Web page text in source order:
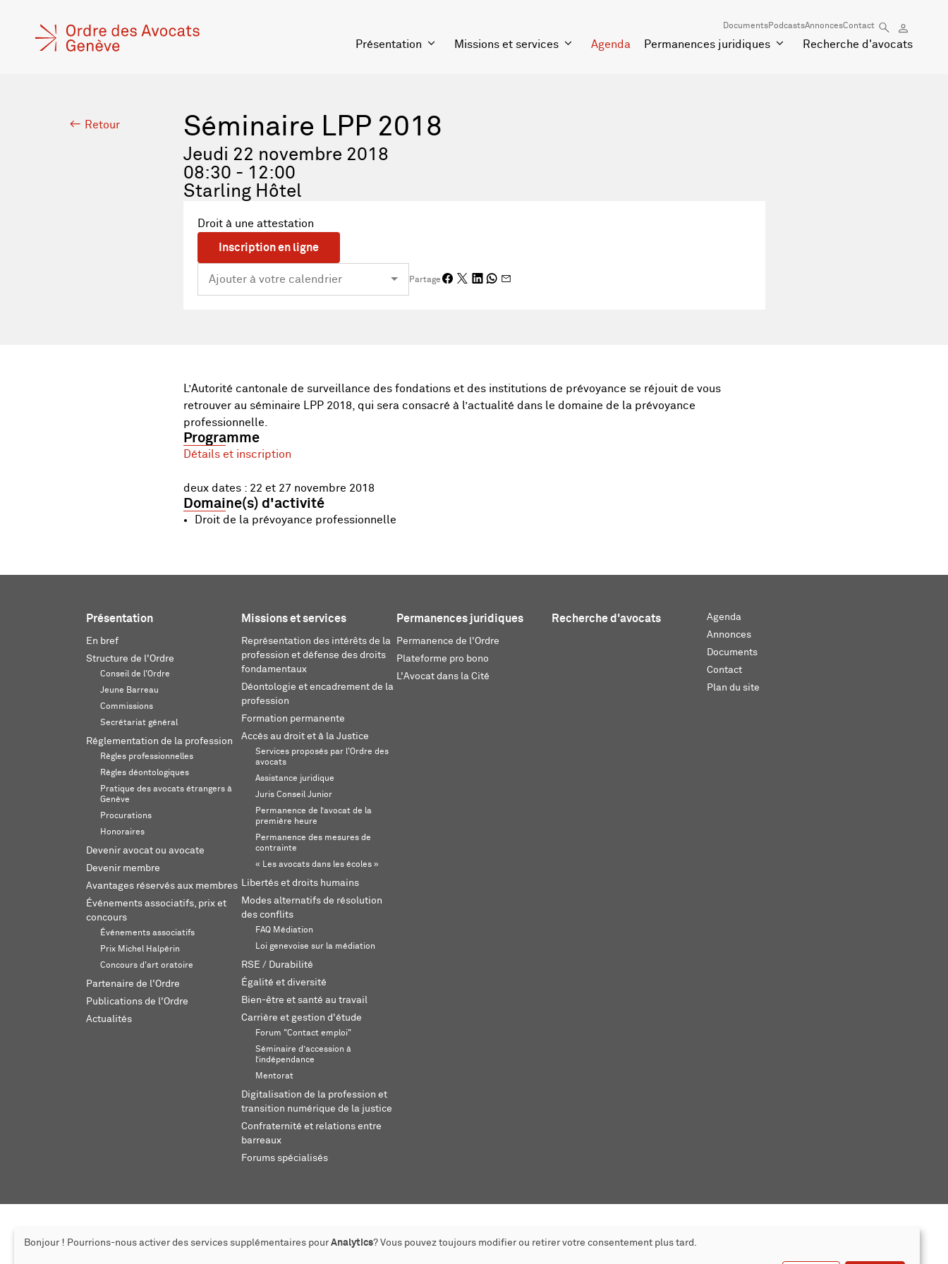
DocumentsPodcastsAnnoncesContact
Présentation Missions et services Agenda Permanences juridiques Recherche d'avocats
Retour Séminaire LPP 2018
Jeudi 22 novembre 2018
08:30 - 12:00
Starling Hôtel
Droit à une attestation
Inscription en ligne
Partage
L’Autorité cantonale de surveillance des fondations et des institutions de prévoyance se réjouit de vous
retrouver au séminaire LPP 2018, qui sera consacré à l’actualité dans le domaine de la prévoyance
professionnelle.
Programme
Détails et inscription
deux dates : 22 et 27 novembre 2018
Domaine(s) d'activité
Droit de la prévoyance professionnelle
Présentation
En bref
Structure de l'Ordre
Conseil de l'Ordre
Jeune Barreau
Commissions
Secrétariat général
Réglementation de la profession
Règles professionnelles
Règles déontologiques
Pratique des avocats étrangers à
Genève
Procurations
Honoraires
Devenir avocat ou avocate
Devenir membre
Avantages réservés aux membres
Événements associatifs, prix et
concours
Événements associatifs
Prix Michel Halpérin
Concours d'art oratoire
Partenaire de l'Ordre
Publications de l'Ordre
Actualités
Missions et services
Représentation des intérêts de la
profession et défense des droits
fondamentaux
Déontologie et encadrement de la
profession
Formation permanente
Accès au droit et à la Justice
Services proposés par l'Ordre des
avocats
Assistance juridique
Juris Conseil Junior
Permanence de l’avocat de la
première heure
Permanence des mesures de
contrainte
« Les avocats dans les écoles »
Libertés et droits humains
Modes alternatifs de résolution
des conflits
FAQ Médiation
Loi genevoise sur la médiation
RSE / Durabilité
Égalité et diversité
Bien-être et santé au travail
Carrière et gestion d'étude
Forum "Contact emploi"
Séminaire d’accession à
l’indépendance
Mentorat
Digitalisation de la profession et
transition numérique de la justice
Confraternité et relations entre
barreaux
Forums spécialisés
Permanences juridiques
Permanence de l'Ordre
Plateforme pro bono
L'Avocat dans la Cité
Recherche d'avocats
Agenda
Annonces
Documents
Contact
Plan du site
Bonjour ! Pourrions-nous activer des services supplémentaires pour Analytics? Vous pouvez toujours modifier ou retirer votre consentement plus tard.